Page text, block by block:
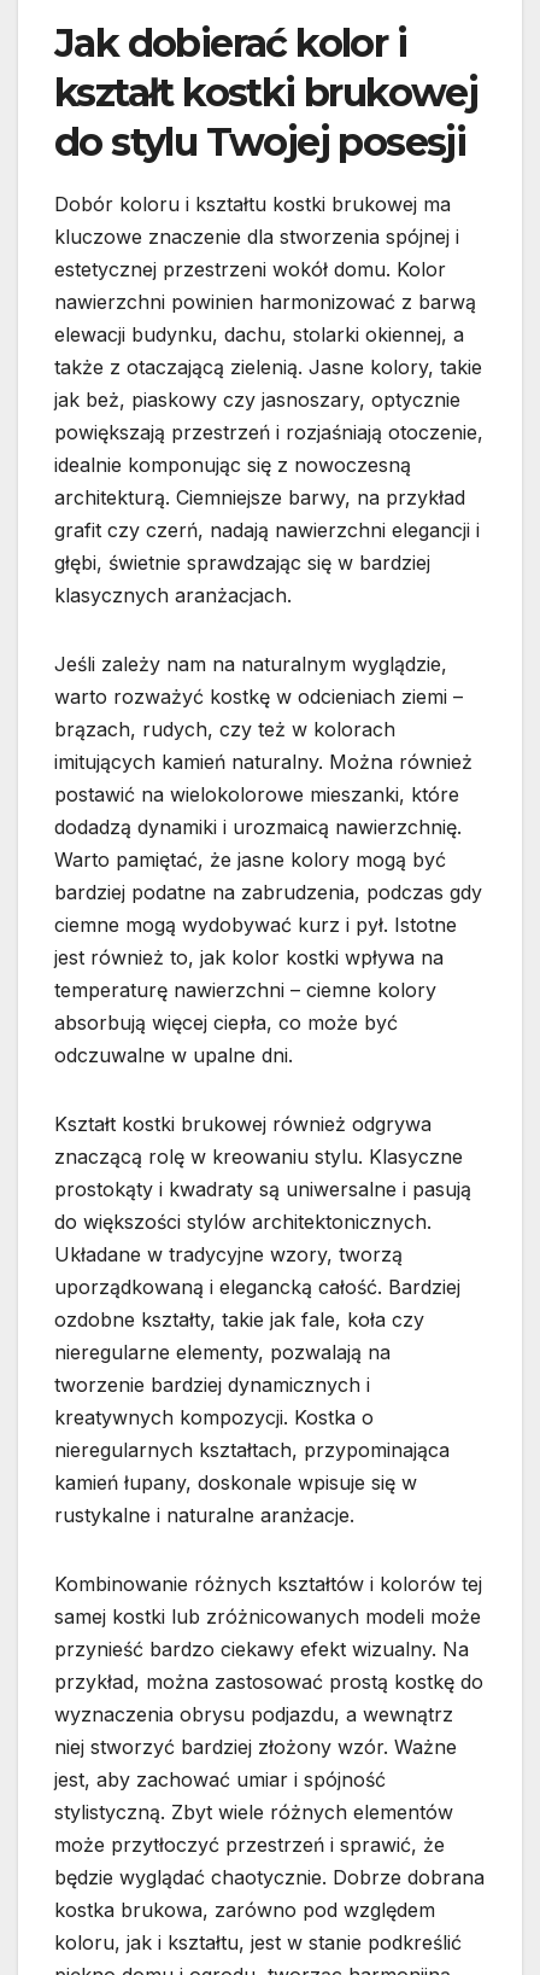
Jak dobierać kolor i
kształt kostki brukowej
do stylu Twojej posesji
Dobór koloru i kształtu kostki brukowej ma
kluczowe znaczenie dla stworzenia spójnej i
estetycznej przestrzeni wokół domu. Kolor
nawierzchni powinien harmonizować z barwą
elewacji budynku, dachu, stolarki okiennej, a
także z otaczającą zielenią. Jasne kolory, takie
jak beż, piaskowy czy jasnoszary, optycznie
powiększają przestrzeń i rozjaśniają otoczenie,
idealnie komponując się z nowoczesną
architekturą. Ciemniejsze barwy, na przykład
grafit czy czerń, nadają nawierzchni elegancji i
głębi, świetnie sprawdzając się w bardziej
klasycznych aranżacjach.
Jeśli zależy nam na naturalnym wyglądzie,
warto rozważyć kostkę w odcieniach ziemi –
brązach, rudych, czy też w kolorach
imitujących kamień naturalny. Można również
postawić na wielokolorowe mieszanki, które
dodadzą dynamiki i urozmaicą nawierzchnię.
Warto pamiętać, że jasne kolory mogą być
bardziej podatne na zabrudzenia, podczas gdy
ciemne mogą wydobywać kurz i pył. Istotne
jest również to, jak kolor kostki wpływa na
temperaturę nawierzchni – ciemne kolory
absorbują więcej ciepła, co może być
odczuwalne w upalne dni.
Kształt kostki brukowej również odgrywa
znaczącą rolę w kreowaniu stylu. Klasyczne
prostokąty i kwadraty są uniwersalne i pasują
do większości stylów architektonicznych.
Układane w tradycyjne wzory, tworzą
uporządkowaną i elegancką całość. Bardziej
ozdobne kształty, takie jak fale, koła czy
nieregularne elementy, pozwalają na
tworzenie bardziej dynamicznych i
kreatywnych kompozycji. Kostka o
nieregularnych kształtach, przypominająca
kamień łupany, doskonale wpisuje się w
rustykalne i naturalne aranżacje.
Kombinowanie różnych kształtów i kolorów tej
samej kostki lub zróżnicowanych modeli może
przynieść bardzo ciekawy efekt wizualny. Na
przykład, można zastosować prostą kostkę do
wyznaczenia obrysu podjazdu, a wewnątrz
niej stworzyć bardziej złożony wzór. Ważne
jest, aby zachować umiar i spójność
stylistyczną. Zbyt wiele różnych elementów
może przytłoczyć przestrzeń i sprawić, że
będzie wyglądać chaotycznie. Dobrze dobrana
kostka brukowa, zarówno pod względem
koloru, jak i kształtu, jest w stanie podkreślić